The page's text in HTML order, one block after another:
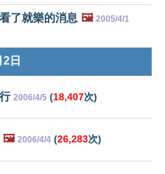
了就樂的消息 🖼️ 2005/4/1
日
2006/4/5 (18,407次)
🖼️ 2006/4/4 (26,283次)